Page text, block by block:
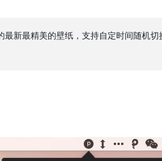
新最精美的壁纸，支持自定时间随机